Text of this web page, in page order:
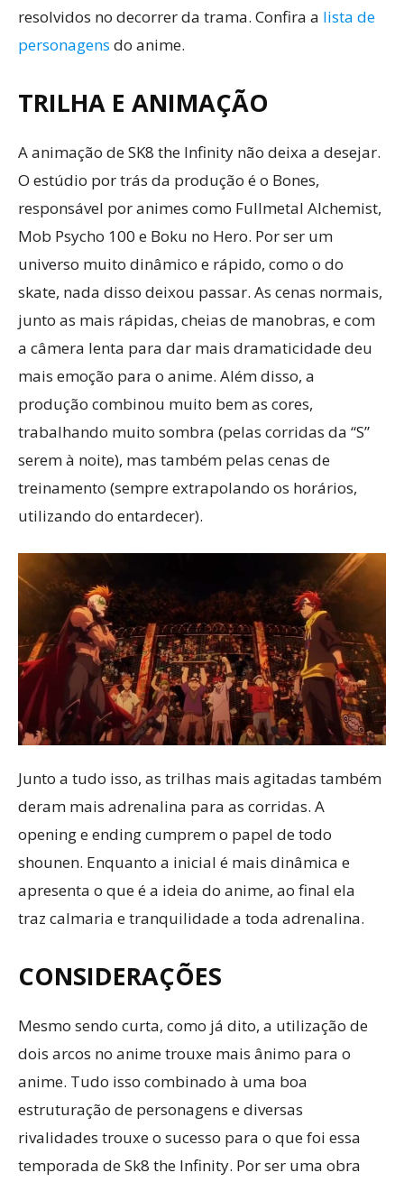
resolvidos no decorrer da trama. Confira a lista de
personagens do anime.
TRILHA E ANIMAÇÃO
A animação de SK8 the Infinity não deixa a desejar.
O estúdio por trás da produção é o Bones,
responsável por animes como Fullmetal Alchemist,
Mob Psycho 100 e Boku no Hero. Por ser um
universo muito dinâmico e rápido, como o do
skate, nada disso deixou passar. As cenas normais,
junto as mais rápidas, cheias de manobras, e com
a câmera lenta para dar mais dramaticidade deu
mais emoção para o anime. Além disso, a
produção combinou muito bem as cores,
trabalhando muito sombra (pelas corridas da “S”
serem à noite), mas também pelas cenas de
treinamento (sempre extrapolando os horários,
utilizando do entardecer).
Junto a tudo isso, as trilhas mais agitadas também
deram mais adrenalina para as corridas. A
opening e ending cumprem o papel de todo
shounen. Enquanto a inicial é mais dinâmica e
apresenta o que é a ideia do anime, ao final ela
traz calmaria e tranquilidade a toda adrenalina.
CONSIDERAÇÕES
Mesmo sendo curta, como já dito, a utilização de
dois arcos no anime trouxe mais ânimo para o
anime. Tudo isso combinado à uma boa
estruturação de personagens e diversas
rivalidades trouxe o sucesso para o que foi essa
temporada de Sk8 the Infinity. Por ser uma obra